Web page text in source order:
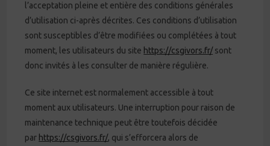
l’acceptation pleine et entière des conditions générales
d’utilisation ci-après décrites. Ces conditions d’utilisation
sont susceptibles d’être modifiées ou complétées à tout
moment, les utilisateurs du site https://csgivors.fr/sont
donc invités à les consulter de manière régulière.
Ce site internet est normalement accessible à tout
moment aux utilisateurs. Une interruption pour raison de
maintenance technique peut être toutefois décidée
par https://csgivors.fr/, qui s’efforcera alors de